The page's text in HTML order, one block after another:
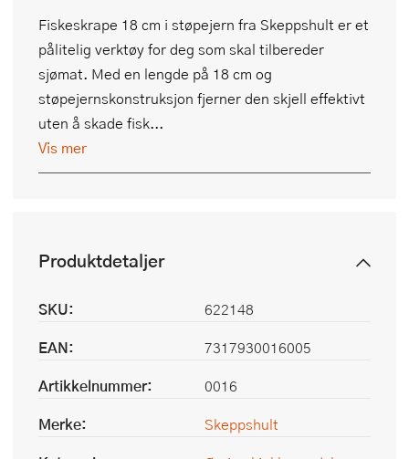
Fiskeskrape 18 cm i støpejern fra Skeppshult er et
pålitelig verktøy for deg som skal tilbereder
sjømat. Med en lengde på 18 cm og
støpejernskonstruksjon fjerner den skjell effektivt
uten å skade fisk...
Vis mer
Produktdetaljer
SKU:
622148
EAN:
7317930016005
Artikkelnummer:
0016
Merke:
Skeppshult